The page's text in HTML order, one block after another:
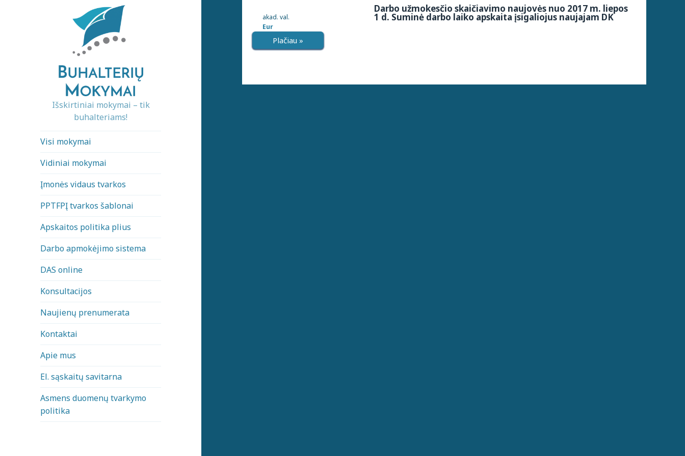
Išskirtiniai mokymai – tik
buhalteriams!
Visi mokymai
Vidiniai mokymai
Įmonės vidaus tvarkos
PPTFPĮ tvarkos šablonai
Apskaitos politika plius
Darbo apmokėjimo sistema
DAS online
Konsultacijos
Naujienų prenumerata
Kontaktai
Apie mus
El. sąskaitų savitarna
Asmens duomenų tvarkymo
politika
Darbo užmokesčio skaičiavimo naujovės nuo 2017 m. liepos
1 d. Suminė darbo laiko apskaita įsigaliojus naujajam DK
akad. val.
Eur
Plačiau »